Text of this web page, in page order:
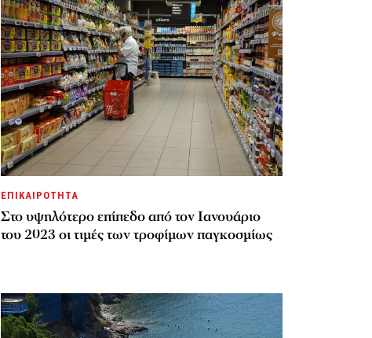
ΕΠΙΚΑΙΡΟΤΗΤΑ
Στο υψηλότερο επίπεδο από τον Ιανουάριο
του 2023 οι τιμές των τροφίμων παγκοσμίως